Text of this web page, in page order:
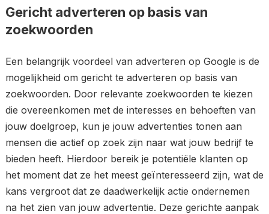
Gericht adverteren op basis van
zoekwoorden
Een belangrijk voordeel van adverteren op Google is de
mogelijkheid om gericht te adverteren op basis van
zoekwoorden. Door relevante zoekwoorden te kiezen
die overeenkomen met de interesses en behoeften van
jouw doelgroep, kun je jouw advertenties tonen aan
mensen die actief op zoek zijn naar wat jouw bedrijf te
bieden heeft. Hierdoor bereik je potentiële klanten op
het moment dat ze het meest geïnteresseerd zijn, wat de
kans vergroot dat ze daadwerkelijk actie ondernemen
na het zien van jouw advertentie. Deze gerichte aanpak